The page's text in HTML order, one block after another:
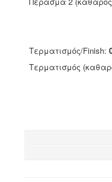
Τερματισμός/Finish:
Τερματισμός